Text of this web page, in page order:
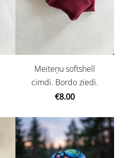
Meiteņu softshell
cimdi. Bordo ziedi.
€8.00